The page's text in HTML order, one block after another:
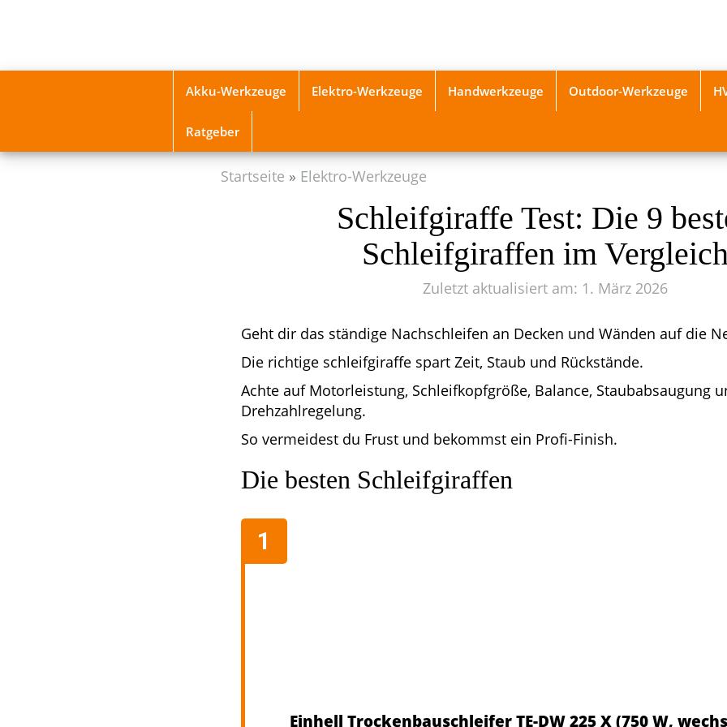
content
Akku-Werkzeuge Elektro-Werkzeuge Handwerkzeuge Outdoor-Werkzeuge
Ratgeber
Startseite Elektro-Werkzeuge
Schleifgiraffe Test: Die 9
Schleifgiraffen im Vergleich
Zuletzt aktualisiert am: 1. März 2026
Geht dir das ständige Nachschleifen an Decken und Wänden auf die
Die richtige schleifgiraffe spart Zeit, Staub und Rückstände.
Achte auf Motorleistung, Schleifkopfgröße, Balance, Staubabsaugung
Drehzahlregelung.
So vermeidest du Frust und bekommst ein Profi-Finish.
Die besten Schleifgiraffen
Einhell Trockenbauschleifer TE-DW 225 X (750 W,